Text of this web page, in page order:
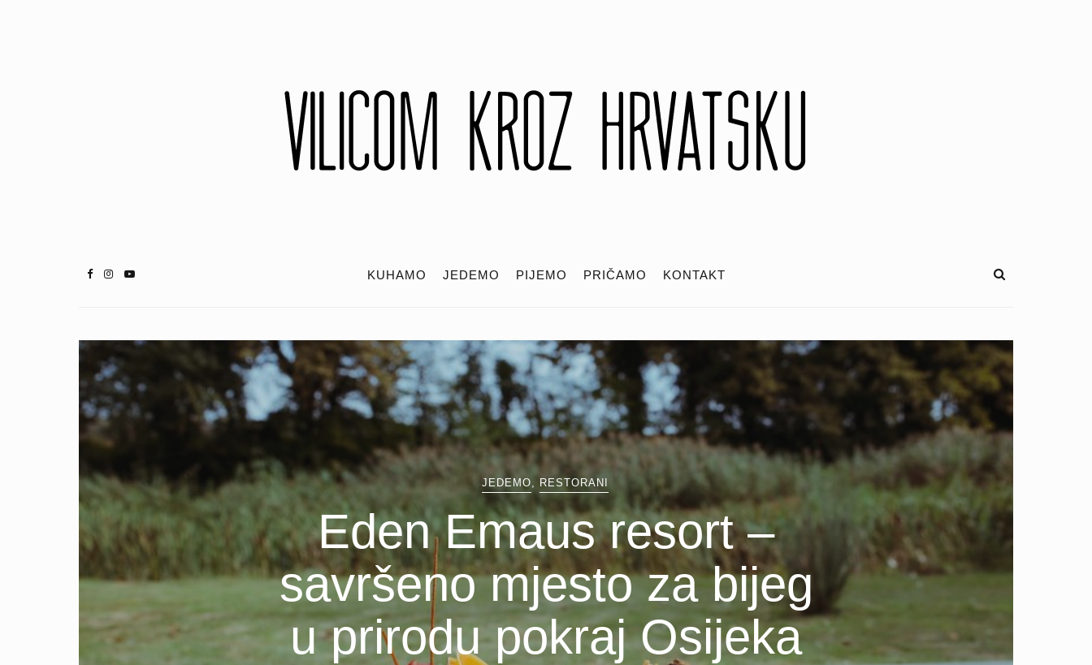
KUHAMO JEDEMO PIJEMO PRIČAMO KONTAKT
JEDEMO RESTORANI
Eden Emaus resort –
savršeno mjesto za bijeg
u prirodu pokraj Osijeka